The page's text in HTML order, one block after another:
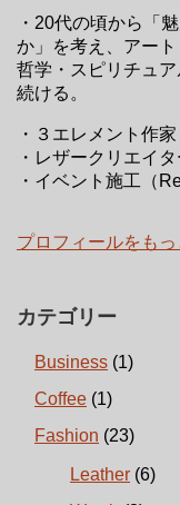
・20代の頃から「
か」を考え、アー
哲学・スピリチュ
続ける。
・３エレメント作家
・レザークリエイ
・イベント施工（
プロフィールをも
カテゴリー
Business (1)
Coffee (1)
Fashion (23)
Leather (6)